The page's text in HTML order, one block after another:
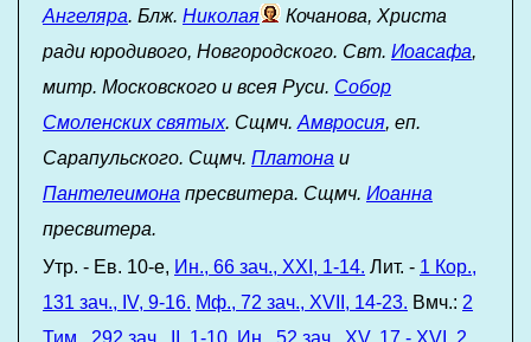
Ангеляра. Блж. Николая
Кочанова, Христа
ради юродивого, Новгородского. Свт. Иоасафа,
митр. Московского и всея Руси. Собор
Смоленских святых. Сщмч. Амвросия, еп.
Сарапульского. Сщмч. Платона и
Пантелеимона пресвитера. Сщмч. Иоанна
пресвитера.
Утр. - Ев. 10-е, Ин., 66 зач., XXI, 1-14. Лит. - 1 Кор.,
131 зач., IV, 9-16. Мф., 72 зач., XVII, 14-23. Вмч.: 2